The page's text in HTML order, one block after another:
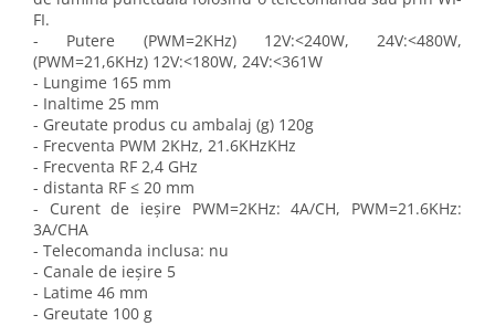
FI.
- Putere (PWM=2KHz) 12V:<240W, 24V:<480W,
(PWM=21,6KHz) 12V:<180W, 24V:<361W
- Lungime 165 mm
- Inaltime 25 mm
- Greutate produs cu ambalaj (g) 120g
- Frecventa PWM 2KHz, 21.6KHzKHz
- Frecventa RF 2,4 GHz
- distanta RF ≤ 20 mm
- Curent de ieșire PWM=2KHz: 4A/CH, PWM=21.6KHz:
3A/CHA
- Telecomanda inclusa: nu
- Canale de ieșire 5
- Latime 46 mm
- Greutate 100 g